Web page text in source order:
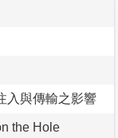
入與傳輸之影響
the Hole